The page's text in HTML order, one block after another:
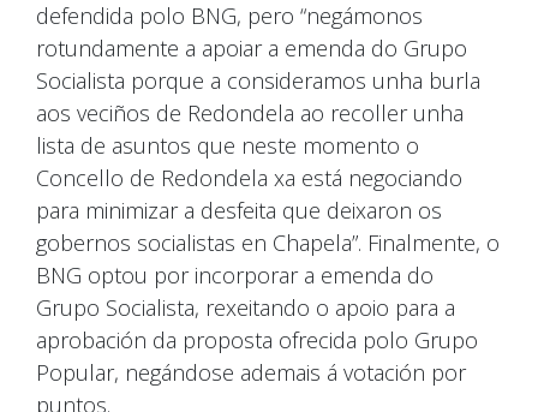
defendida polo BNG, pero “negámonos
rotundamente a apoiar a emenda do Grupo
Socialista porque a consideramos unha burla
aos veciños de Redondela ao recoller unha
lista de asuntos que neste momento o
Concello de Redondela xa está negociando
para minimizar a desfeita que deixaron os
gobernos socialistas en Chapela”. Finalmente, o
BNG optou por incorporar a emenda do
Grupo Socialista, rexeitando o apoio para a
aprobación da proposta ofrecida polo Grupo
Popular, negándose ademais á votación por
puntos.